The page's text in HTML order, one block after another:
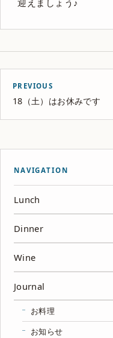
迎えましょう♪
PREVIOUS
18（土）はお休みです
NAVIGATION
Lunch
Dinner
Wine
Journal
お料理
お知らせ